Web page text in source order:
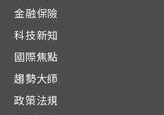
金融保險
科技新知
國際焦點
趨勢大師
政策法規